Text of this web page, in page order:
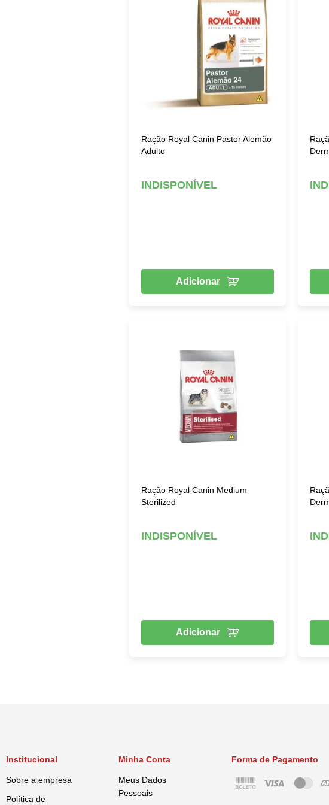
Ração Royal Canin Pastor Alemão
Adulto
INDISPONÍVEL
Adicionar
Ração Royal Canin Medium
Sterilized
INDISPONÍVEL
Adicionar
Institucional
Sobre a empresa
Política de
Minha Conta
Meus Dados
Pessoais
Forma de Pagamento